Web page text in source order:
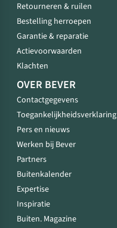
Retourneren & ruilen
Bestelling herroepen
Garantie & reparatie
Actievoorwaarden
Klachten
OVER BEVER
Contactgegevens
Toegankelijkheidsverklaring
Pers en nieuws
Werken bij Bever
Partners
Buitenkalender
Expertise
Inspiratie
Buiten. Magazine